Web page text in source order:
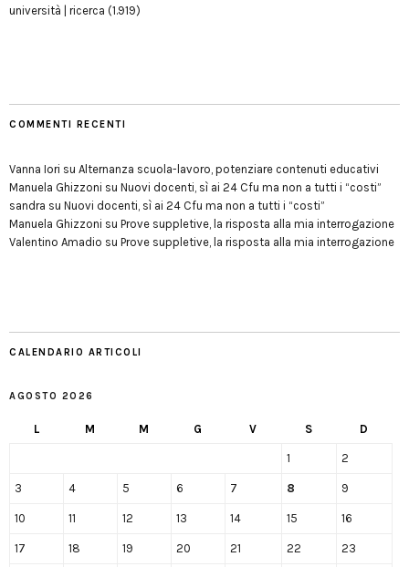
università | ricerca (1.919)
COMMENTI RECENTI
Vanna Iori su Alternanza scuola-lavoro, potenziare contenuti educativi
Manuela Ghizzoni su Nuovi docenti, sì ai 24 Cfu ma non a tutti i “costi”
sandra su Nuovi docenti, sì ai 24 Cfu ma non a tutti i “costi”
Manuela Ghizzoni su Prove suppletive, la risposta alla mia interrogazione
Valentino Amadio su Prove suppletive, la risposta alla mia interrogazione
CALENDARIO ARTICOLI
AGOSTO 2026
L M M G V S D
1 2
3 4 5 6 7 8 9
10 11 12 13 14 15 16
17 18 19 20 21 22 23